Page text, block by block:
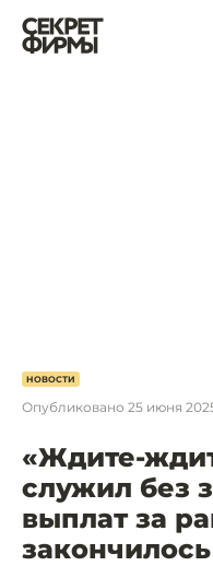
НОВОСТИ
Опубликовано 25 июня
«Ждите-
служил без
выплат за